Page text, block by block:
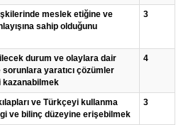
meslek etiğine ve
sahip olduğunu
3
durum ve olaylara dair
sorunlara yaratıcı çözümler
4
ve Türkçeyi kullanma
ve bilinç düzeyine erişebilmek
3